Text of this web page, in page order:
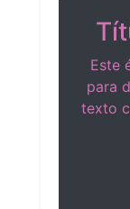
Este
para
texto